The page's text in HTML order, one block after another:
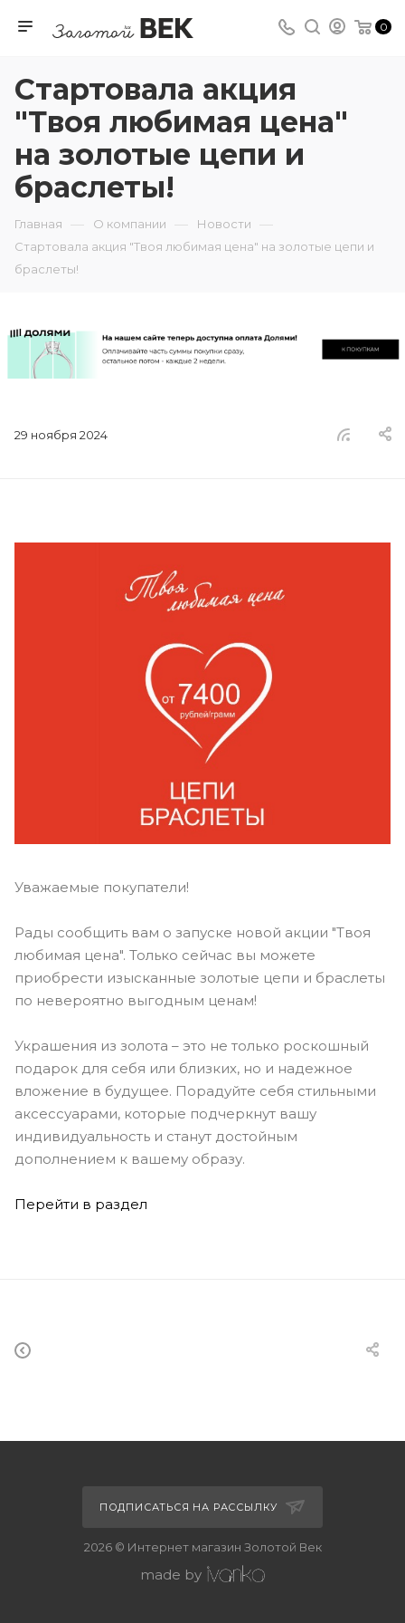
0
Стартовала акция
"Твоя любимая цена"
на золотые цепи и
браслеты!
Главная — О компании — Новости —
Стартовала акция "Твоя любимая цена" на золотые цепи и
браслеты!
29 ноября 2024
Уважаемые покупатели!
Рады сообщить вам о запуске новой акции "Твоя
любимая цена". Только сейчас вы можете
приобрести изысканные золотые цепи и браслеты
по невероятно выгодным ценам!
Украшения из золота – это не только роскошный
подарок для себя или близких, но и надежное
вложение в будущее. Порадуйте себя стильными
аксессуарами, которые подчеркнут вашу
индивидуальность и станут достойным
дополнением к вашему образу.
Перейти в раздел
ПОДПИСАТЬСЯ НА РАССЫЛКУ
2026 © Интернет магазин Золотой Век
made by